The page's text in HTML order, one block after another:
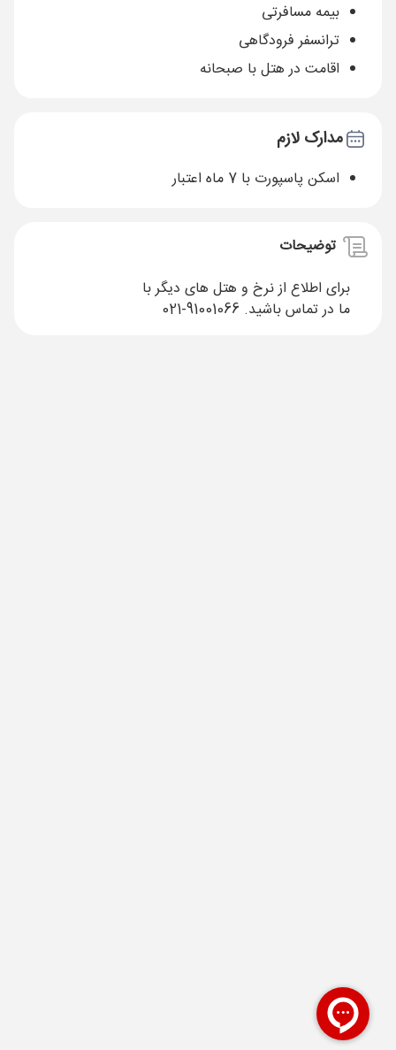
بیمه مسافرتی
ترانسفر فرودگاهی
اقامت در هتل با صبحانه
مدارک لازم
اسکن پاسپورت با 7 ماه اعتبار
توضیحات
برای اطلاع از نرخ و هتل های دیگر با
ما در تماس باشید. 91001066-021